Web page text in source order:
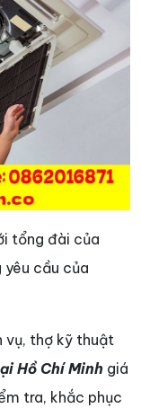
tổng đài của
cầu của
vụ, thợ kỹ thuật
Hồ Chí Minh giá
tra, khắc phục